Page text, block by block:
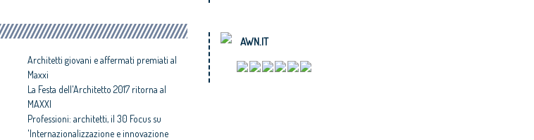
Architetti giovani e affermati premiati al
Maxxi
La Festa dell'Architetto 2017 ritorna al
MAXXI
Professioni: architetti, il 30 Focus su
'Internazionalizzazione e innovazione
AWN.IT